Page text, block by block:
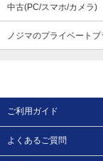
中古(PC/スマホ/カメラ)
ノジマのプライベートブ
ご利用ガイド
よくあるご質問